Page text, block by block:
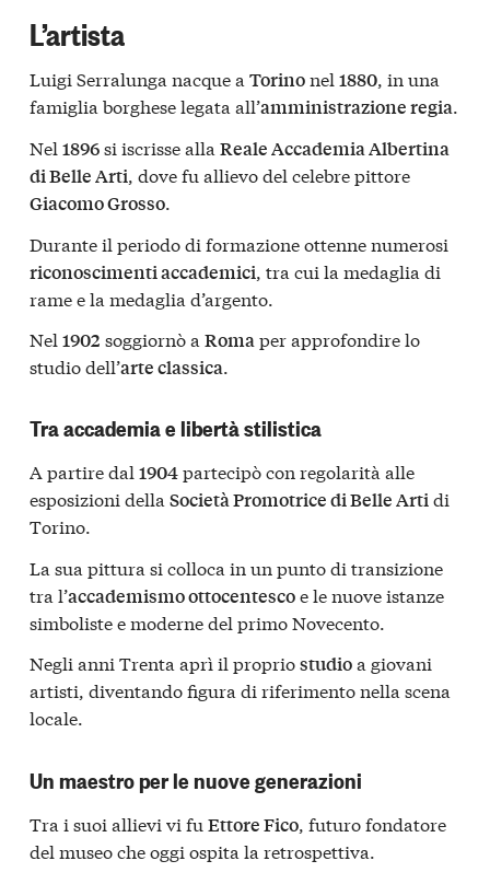
L’artista
Luigi Serralunga nacque a Torinonel 1880, in una
famiglia borghese legata all’amministrazione regia.
Nel 1896si iscrisse alla Reale Accademia Albertina
di Belle Arti, dove fu allievo del celebre pittore
Giacomo Grosso.
Durante il periodo di formazione ottenne numerosi
riconoscimenti accademici , tra cui la medaglia di
rame e la medaglia d’argento.
Nel 1902 soggiornò a Romaper approfondire lo
studio dell’arte classica.
Tra accademia e libertà stilistica
A partire dal 1904partecipò con regolarità alle
esposizioni della Società Promotrice di Belle Artidi
Torino.
La sua pittura si colloca in un punto di transizione
tra l’accademismo ottocentescoe le nuove istanze
simboliste e moderne del primo Novecento.
Negli anni Trenta aprì il propriostudioa giovani
artisti, diventando figura di riferimento nella scena
locale.
Un maestro per le nuove generazioni
Tra i suoi allievi vi fu Ettore Fico, futuro fondatore
del museo che oggi ospita la retrospettiva.